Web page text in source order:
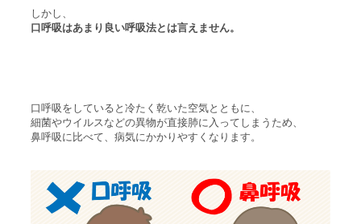
しかし、
口呼吸はあまり良い呼吸法とは言えません。
口呼吸をしていると冷たく乾いた空気とともに、
細菌やウイルスなどの異物が直接肺に入ってしまうため、
鼻呼吸に比べて、病気にかかりやすくなります。